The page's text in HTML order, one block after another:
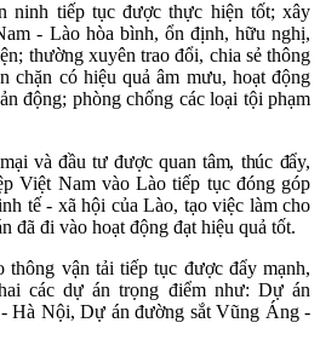
ninh tiếp tục được thực hiện tốt; xây
- Lào hòa bình, ổn định, hữu nghị,
thường xuyên trao đổi, chia sẻ thông
chặn có hiệu quả âm mưu, hoạt động
động; phòng chống các loại tội phạm
và đầu tư được quan tâm, thúc đẩy,
Việt Nam vào Lào tiếp tục đóng góp
tế - xã hội của Lào, tạo việc làm cho
đã đi vào hoạt động đạt hiệu quả tốt.
vận tải tiếp tục được đẩy mạnh,
các dự án trọng điểm như: Dự án
Hà Nội, Dự án đường sắt Vũng Áng -